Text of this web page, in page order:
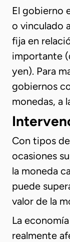
El gobierno
o vinculado
fija en
importante
yen). Para
gobiernos
monedas, a
Con tipos
ocasiones
la moneda
puede
valor de la
La
realmente